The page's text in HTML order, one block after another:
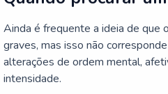
Ainda é frequente a ideia de que
graves, mas isso não
alterações de ordem mental,
intensidade.